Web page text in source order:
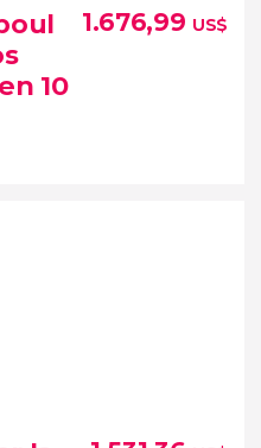
y el delta del Salum
10
1.676,99 US$